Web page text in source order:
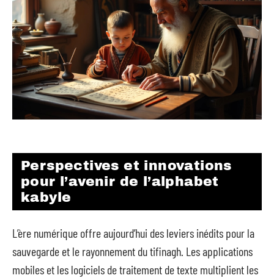
Perspectives et innovations
pour l’avenir de l’alphabet
kabyle
L’ère numérique offre aujourd’hui des leviers inédits pour la
sauvegarde et le rayonnement du tifinagh. Les applications
mobiles et les logiciels de traitement de texte multiplient les